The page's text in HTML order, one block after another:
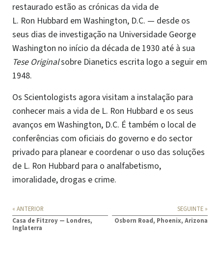
restaurado estão as crónicas da vida de
L. Ron Hubbard em Washington, D.C. — desde os
seus dias de investigação na Universidade George
Washington no início da década de 1930 até à sua
Tese Originalsobre Dianetics escrita logo a seguir em
1948.
Os Scientologists agora visitam a instalação para
conhecer mais a vida de L. Ron Hubbard e os seus
avanços em Washington, D.C. É também o local de
conferências com oficiais do governo e do sector
privado para planear e coordenar o uso das soluções
de L. Ron Hubbard para o analfabetismo,
imoralidade, drogas e crime.
« ANTERIOR
Casa de Fitzroy — Londres,
Inglaterra
SEGUINTE »
Osborn Road, Phoenix, Arizona